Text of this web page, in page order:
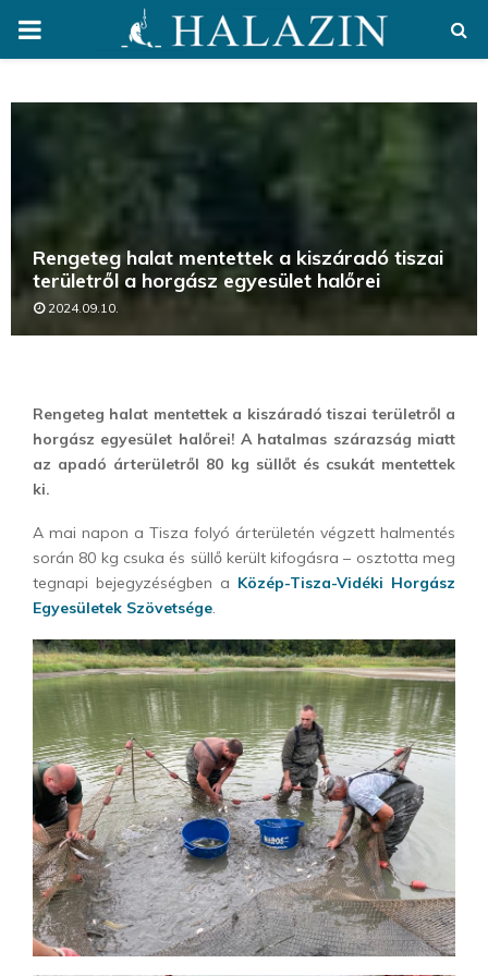
PRIMARY
Rengeteg halat mentettek a kiszáradó tiszai
területről a horgász egyesület halőrei
2024.09.10.
Rengeteg halat mentettek a kiszáradó tiszai területről a
horgász egyesület halőrei! A hatalmas szárazság miatt
az apadó árterületről 80 kg süllőt és csukát mentettek
ki.
A mai napon a Tisza folyó árterületén végzett halmentés
során 80 kg csuka és süllő került kifogásra – osztotta meg
tegnapi bejegyzéségben a Közép-Tisza-Vidéki Horgász
Egyesületek Szövetsége.